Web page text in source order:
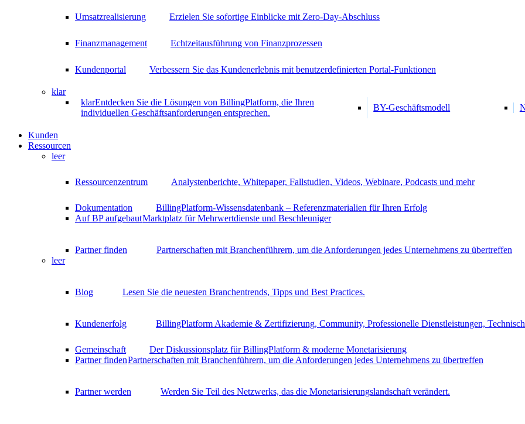
Umsatzrealisierung Erzielen Sie sofortige Einblicke mit Zero-Day-Abschluss
Finanzmanagement Echtzeitausführung von Finanzprozessen
Kundenportal Verbessern Sie das Kundenerlebnis mit benutzerdefinierten Portal-Funktionen
klar
klarEntdecken Sie die Lösungen von BillingPlatform, die Ihren
individuellen Geschäftsanforderungen entsprechen.
BY-Geschäftsmodell
Kunden
Ressourcen
leer
Ressourcenzentrum Analystenberichte, Whitepaper, Fallstudien, Videos, Webinare, Podcasts und mehr
Dokumentation
BillingPlatform-Wissensdatenbank – Referenzmaterialien für Ihren Erfolg
Auf BP aufgebautMarktplatz für Mehrwertdienste und Beschleuniger
Partner finden
Partnerschaften mit Branchenführern, um die Anforderungen jedes Unternehmens zu übertreffen
leer
Blog Lesen Sie die neuesten Branchentrends, Tipps und Best Practices.
Kundenerfolg BillingPlatform Akademie & Zertifizierung, Community, Professionelle Dienstleistungen,
Gemeinschaft
Der Diskussionsplatz für BillingPlatform & moderne Monetarisierung
Partner findenPartnerschaften mit Branchenführern, um die Anforderungen jedes Unternehmens zu übertreffen
Partner werden Werden Sie Teil des Netzwerks, das die Monetarisierungslandschaft verändert.